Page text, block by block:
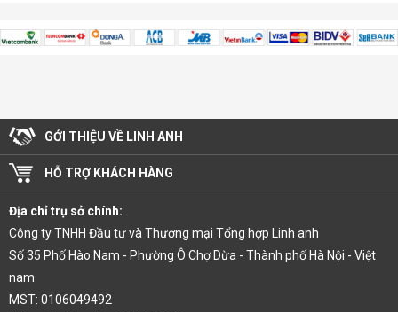
GỚI THIỆU VỀ LINH ANH
HỖ TRỢ KHÁCH HÀNG
Địa chỉ trụ sở chính:
Công ty TNHH Đầu tư và Thương mại Tổng hợp Linh anh
Số 35 Phố Hào Nam - Phường Ô Chợ Dừa - Thành phố Hà Nội - Việt
nam
MST: 0106049492